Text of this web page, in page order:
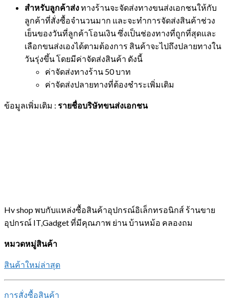
สำหรับลูกค้าส่งทางร้านจะจัดส่งทางขนส่งเอกชนให้กับ
ลูกค้าที่สั่งซื้อจำนวนมาก และจะทำการจัดส่งสินค้าช่วง
เย็นของวันที่ลูกค้าโอนเงิน ซึ่งเป็นช่องทางที่ถูกที่สุดและ
เลือกขนส่งเองได้ตามต้องการ สินค้าจะไปถึงปลายทางใน
วันรุ่งขึ้น โดยมีค่าจัดส่งสินค้า ดังนี้
ค่าจัดส่งทางร้าน 50 บาท
ค่าจัดส่งปลายทางที่ต้องชำระเพิ่มเติม
ข้อมูลเพิ่มเติม : รายชื่อบริษัทขนส่งเอกชน
Hv shop พบกับแหล่งซื้อสินค้าอุปกรณ์อิเล็กทรอนิกส์ ร้านขาย
อุปกรณ์ IT,Gadget ที่มีคุณภาพ ย่าน บ้านหม้อ คลองถม
หมวดหมู่สินค้า
สินค้าใหม่ล่าสุด
การสั่งซื้อสินค้า